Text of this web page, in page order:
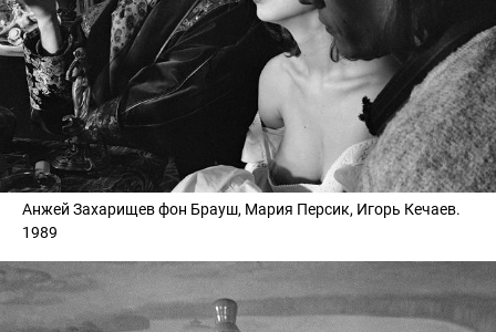
Анжей Захарищев фон Брауш, Мария Персик, Игорь Кечаев.
1989